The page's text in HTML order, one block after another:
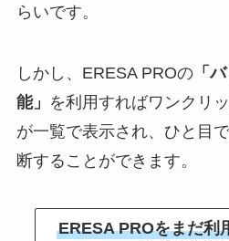
らいです。
しかし、ERESA PROの「
能」 を利用すればワンクリ
が一覧で表示され、ひと目
断することができます。
ERESA PROをまだ利